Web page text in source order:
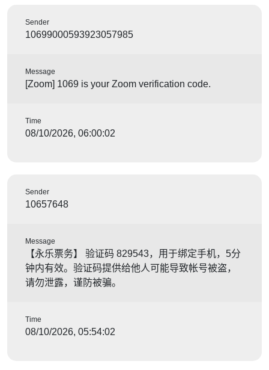
Sender
10699000593923057985
Message
[Zoom] 1069 is your Zoom verification code.
Time
08/10/2026, 06:00:02
Sender
10657648
Message
【永乐票务】 验证码 829543，用于绑定手机，5分
钟内有效。验证码提供给他人可能导致帐号被盗，
请勿泄露，谨防被骗。
Time
08/10/2026, 05:54:02